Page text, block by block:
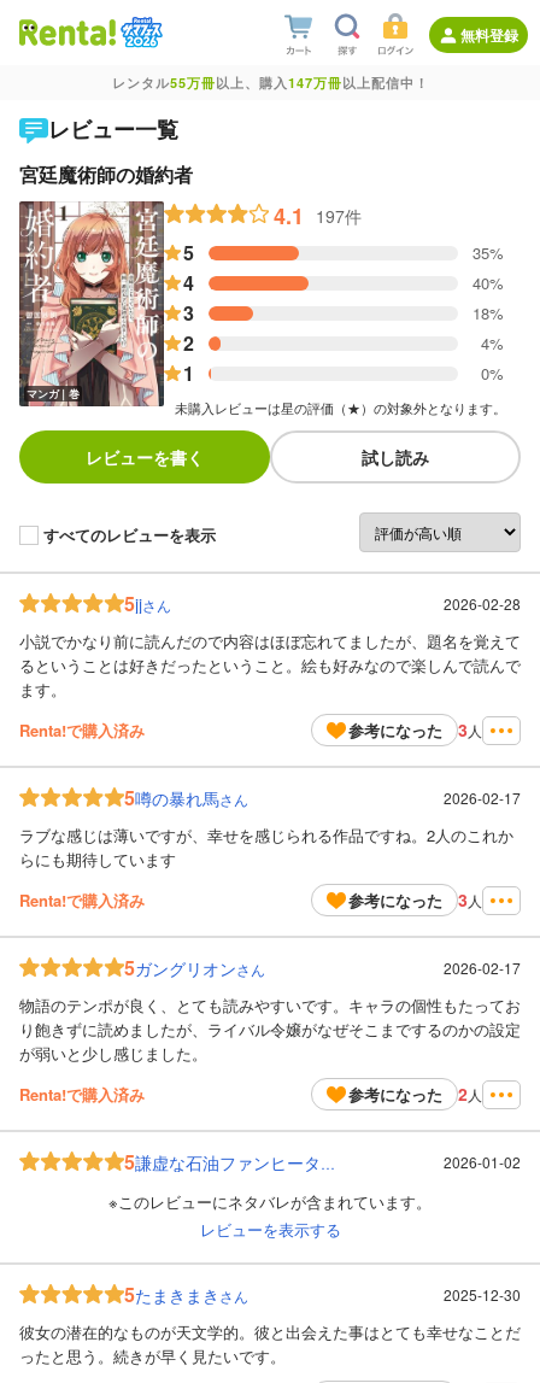
無料登録
レンタル55万冊以上、購入147万冊以上配信中！
レビュー一覧
宮廷魔術師の婚約者
マンガ｜巻
4.1 197件
5 35%
4 40%
3 18%
2 4%
1 0%
未購入レビューは星の評価（★）の対象外となります。
レビューを書く 試し読み
すべてのレビューを表示
5jjさん 2026-02-28
小説でかなり前に読んだので内容はほぼ忘れてましたが、題名を覚えて
るということは好きだったということ。絵も好みなので楽しんで読んで
ます。
Renta!で購入済み
参考になった 3 人
5噂の暴れ馬さん 2026-02-17
ラブな感じは薄いですが、幸せを感じられる作品ですね。2人のこれか
らにも期待しています
Renta!で購入済み
参考になった 3 人
5ガングリオンさん 2026-02-17
物語のテンポが良く、とても読みやすいです。キャラの個性もたってお
り飽きずに読めましたが、ライバル令嬢がなぜそこまでするのかの設定
が弱いと少し感じました。
Renta!で購入済み
参考になった 2人
5 謙虚な石油ファンヒーター 2026-01-02
※このレビューにネタバレが含まれています。
レビューを表示する
5たまきまき さん 2025-12-30
彼女の潜在的なものが天文学的。彼と出会えた事はとても幸せなことだ
ったと思う。続きが早く見たいです。